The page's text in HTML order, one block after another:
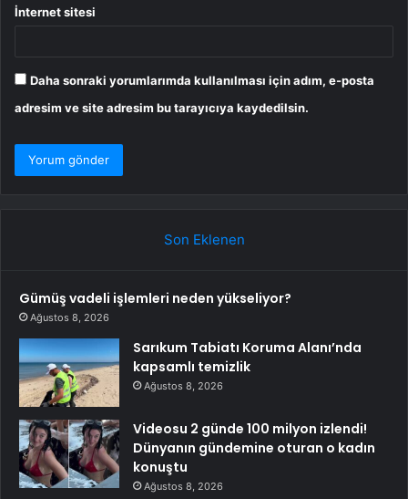
İnternet sitesi
Daha sonraki yorumlarımda kullanılması için adım, e-posta
adresim ve site adresim bu tarayıcıya kaydedilsin.
Son Eklenen
Gümüş vadeli işlemleri neden yükseliyor?
Ağustos 8, 2026
Sarıkum Tabiatı Koruma Alanı’nda
kapsamlı temizlik
Ağustos 8, 2026
Videosu 2 günde 100 milyon izlendi!
Dünyanın gündemine oturan o kadın
konuştu
Ağustos 8, 2026